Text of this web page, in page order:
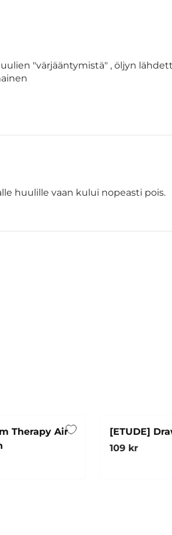
"värjääntymistä" , öljyn
huulille vaan kului nopeasti pois.
Therapy Air
[ETUDE]
Ordinarie pris
109 kr